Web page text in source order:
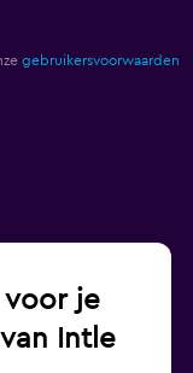
gebruikersvoorwaarden
voor je
Intle